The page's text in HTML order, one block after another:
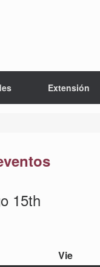
Extensión
15th
Vieviernes